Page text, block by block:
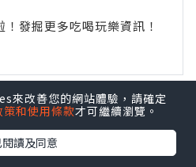
發掘更多吃喝玩樂資訊！
改善您的網站體驗，請確定
策和使用條款才可繼續瀏覽。
讀及同意